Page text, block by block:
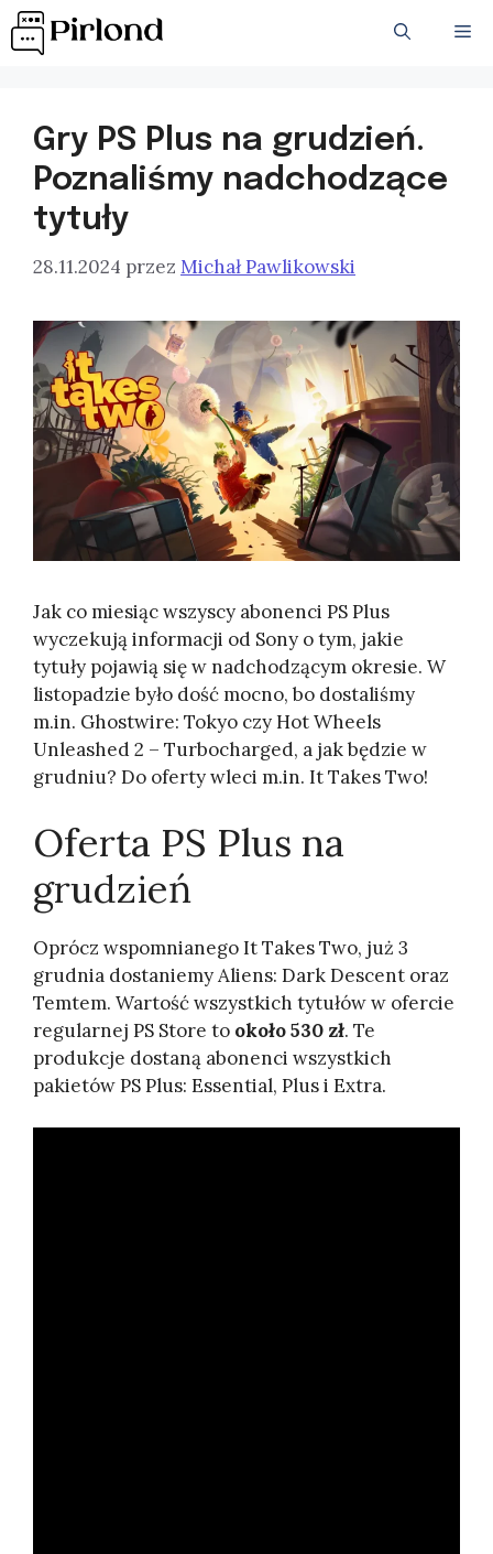
Przejdź
do
Gry PS Plus na grudzień.
Poznaliśmy nadchodzące
tytuły
28.11.2024 przez Michał Pawlikowski
Jak co miesiąc wszyscy abonenci PS Plus
wyczekują informacji od Sony o tym, jakie
tytuły pojawią się w nadchodzącym okresie. W
listopadzie było dość mocno, bo dostaliśmy
m.in. Ghostwire: Tokyo czy Hot Wheels
Unleashed 2 – Turbocharged, a jak będzie w
grudniu? Do oferty wleci m.in. It Takes Two!
Oferta PS Plus na
grudzień
Oprócz wspomnianego It Takes Two, już 3
grudnia dostaniemy Aliens: Dark Descent oraz
Temtem. Wartość wszystkich tytułów w ofercie
regularnej PS Store to około 530 zł. Te
produkcje dostaną abonenci wszystkich
pakietów PS Plus: Essential, Plus i Extra.